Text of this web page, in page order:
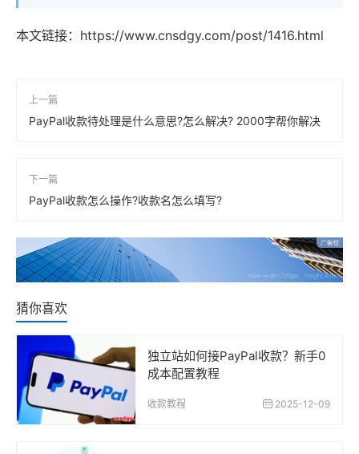
本文链接： https://www.cnsdgy.com/post/1416.html
上一篇
PayPal收款待处理是什么意思?怎么解决? 2000字帮你解决
下一篇
PayPal收款怎么操作?收款名怎么填写?
猜你喜欢
独立站如何接PayPal收款？新手0
成本配置教程
收款教程 2025-12-09